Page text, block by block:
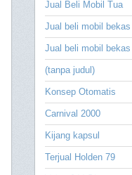
Jual Beli Mobil Tua
Jual beli mobil bekas
Jual beli mobil bekas
(tanpa judul)
Konsep Otomatis
Carnival 2000
Kijang kapsul
Terjual Holden 79